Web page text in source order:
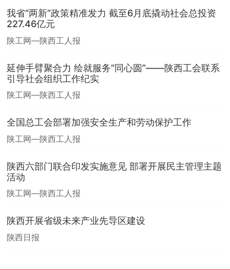
我省“两新”政策精准发力 截至6月底撬动社会总投资
227.46亿元
陕工网—陕西工人报
延伸手臂聚合力 绘就服务“同心圆”——陕西工会联系
引导社会组织工作纪实
陕工网—陕西工人报
全国总工会部署加强安全生产和劳动保护工作
陕工网—陕西工人报
陕西六部门联合印发实施意见 部署开展民主管理主题
活动
陕工网—陕西工人报
陕西开展省级未来产业先导区建设
陕西日报